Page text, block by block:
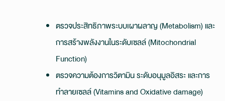
ตรวจประสิทธิภาพระบบเผาผลาญ (Metabolism) และ
การสร้างพลังงานในระดับเซลล์ (Mitochondrial
Function)
ตรวจความต้องการวิตามิน ระดับอนุมูลอิสระ และการ
ทำลายเซลล์ (Vitamins and Oxidative damage)